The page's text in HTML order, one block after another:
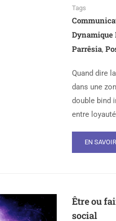
Tags
Dynamique
Parrêsia,
Quand dire
dans une
double bind
entre
EN
Être ou
social